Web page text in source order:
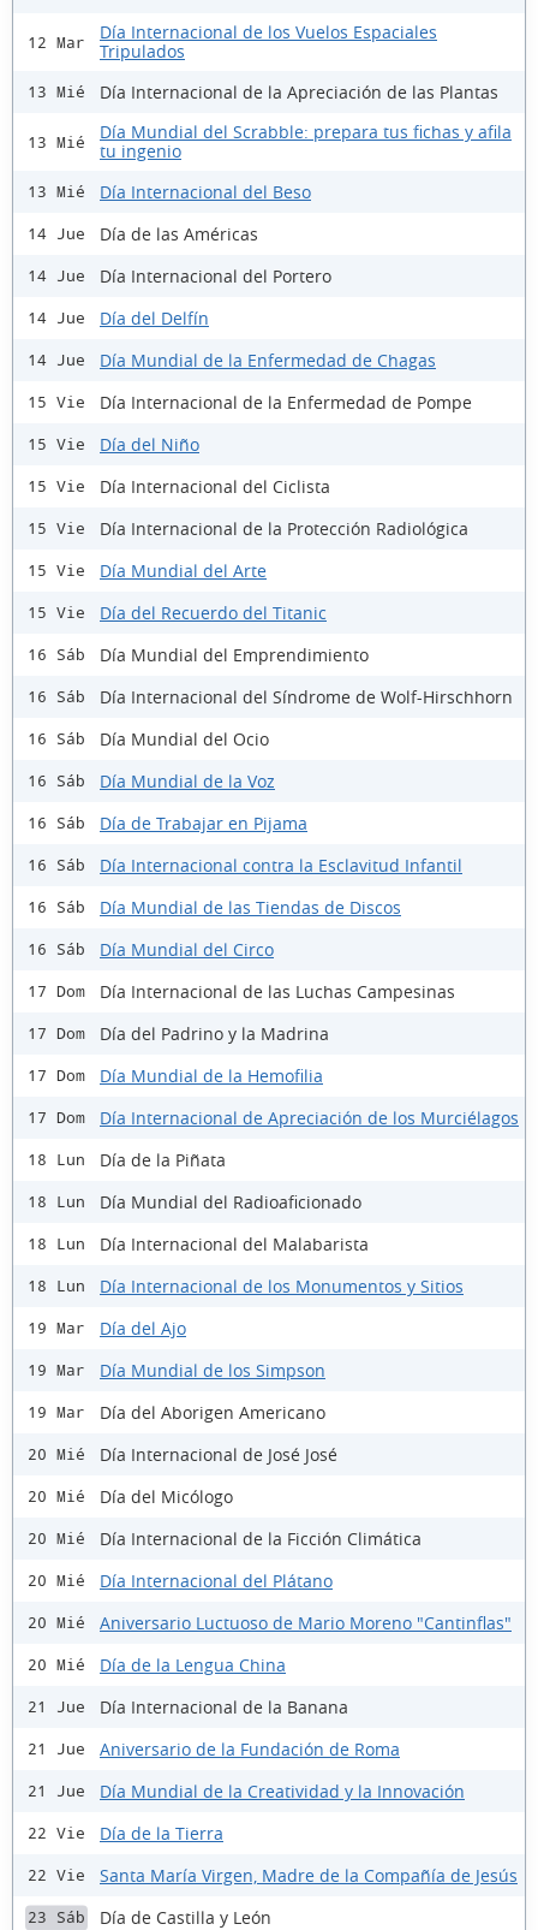
12 Mar
Día Internacional de los Vuelos Espaciales
Tripulados
13 Mié Día Internacional de la Apreciación de las Plantas
13 Mié
Día Mundial del Scrabble: prepara tus fichas y afila
tu ingenio
13 Mié Día Internacional del Beso
14 Jue Día de las Américas
14 Jue Día Internacional del Portero
14 Jue Día del Delfín
14 Jue Día Mundial de la Enfermedad de Chagas
15 Vie Día Internacional de la Enfermedad de Pompe
15 Vie Día del Niño
15 Vie Día Internacional del Ciclista
15 Vie Día Internacional de la Protección Radiológica
15 Vie Día Mundial del Arte
15 Vie Día del Recuerdo del Titanic
16 Sáb Día Mundial del Emprendimiento
16 Sáb Día Internacional del Síndrome de Wolf-Hirschhorn
16 Sáb Día Mundial del Ocio
16 Sáb Día Mundial de la Voz
16 Sáb Día de Trabajar en Pijama
16 Sáb Día Internacional contra la Esclavitud Infantil
16 Sáb Día Mundial de las Tiendas de Discos
16 Sáb Día Mundial del Circo
17 Dom Día Internacional de las Luchas Campesinas
17 Dom Día del Padrino y la Madrina
17 Dom Día Mundial de la Hemofilia
17 Dom Día Internacional de Apreciación de los Murciélagos
18 Lun Día de la Piñata
18 Lun Día Mundial del Radioaficionado
18 Lun Día Internacional del Malabarista
18 Lun Día Internacional de los Monumentos y Sitios
19 Mar Día del Ajo
19 Mar Día Mundial de los Simpson
19 Mar Día del Aborigen Americano
20 Mié Día Internacional de José José
20 Mié Día del Micólogo
20 Mié Día Internacional de la Ficción Climática
20 Mié Día Internacional del Plátano
20 Mié Aniversario Luctuoso de Mario Moreno "Cantinflas"
20 Mié Día de la Lengua China
21 Jue Día Internacional de la Banana
21 Jue Aniversario de la Fundación de Roma
21 Jue Día Mundial de la Creatividad y la Innovación
22 Vie Día de la Tierra
22 Vie Santa María Virgen, Madre de la Compañía de Jesús
23 Sáb Día de Castilla y León